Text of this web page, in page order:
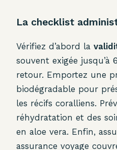
La checklist
Vérifiez d’abord la
souvent exigée jusqu’à
retour. Emportez une
biodégradable pour
les récifs coralliens.
réhydratation et des
en aloe vera. Enfin,
assurance voyage